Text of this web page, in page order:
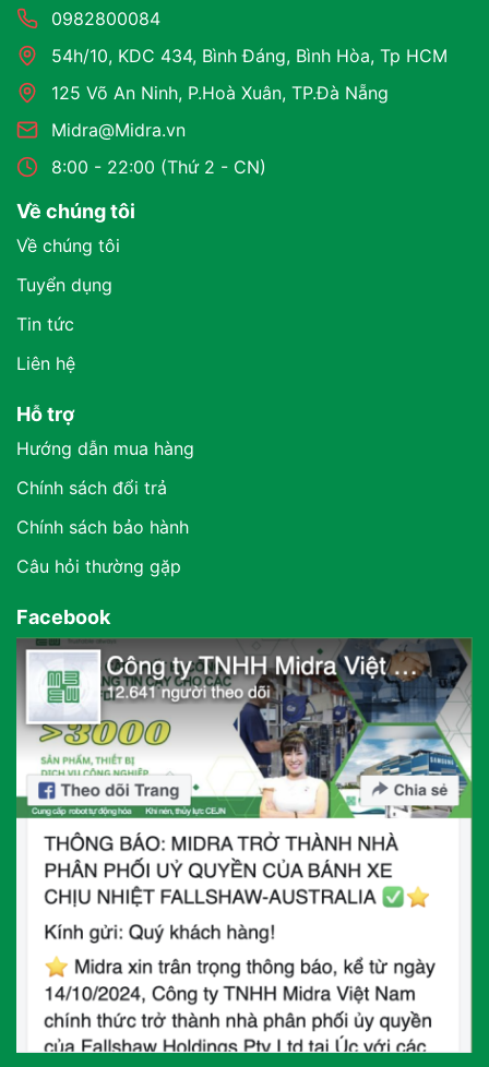
0982800084
54h/10, KDC 434, Bình Đáng, Bình Hòa, Tp HCM
125 Võ An Ninh, P.Hoà Xuân, TP.Đà Nẵng
Midra@Midra.vn
8:00 - 22:00 (Thứ 2 - CN)
Về chúng tôi
Về chúng tôi
Tuyển dụng
Tin tức
Liên hệ
Hỗ trợ
Hướng dẫn mua hàng
Chính sách đổi trả
Chính sách bảo hành
Câu hỏi thường gặp
Facebook